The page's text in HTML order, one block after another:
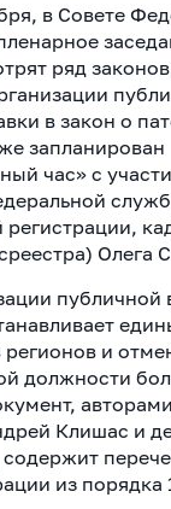
в Совете
ряд
в закон о
запланирован
час» с
регистрации,
Олега
публичной
и
должности
Клишас и
из порядка